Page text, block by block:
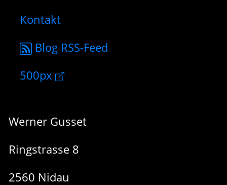
Kontakt
Blog RSS-Feed
500px
Werner Gusset
Ringstrasse 8
2560 Nidau